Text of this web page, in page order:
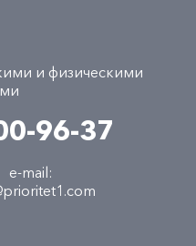
и физическими
96-37
e-mail: